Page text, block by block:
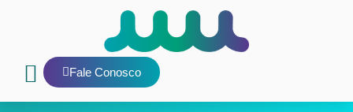
Fale Conosco